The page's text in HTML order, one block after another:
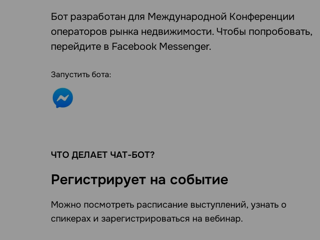
Бот разработан для Международной Конференции
операторов рынка недвижимости. Чтобы попробовать,
перейдите в Facebook Messenger.
Запустить бота:
ЧТО ДЕЛАЕТ ЧАТ-БОТ?
Регистрирует на событие
Можно посмотреть расписание выступлений, узнать о
спикерах и зарегистрироваться на вебинар.